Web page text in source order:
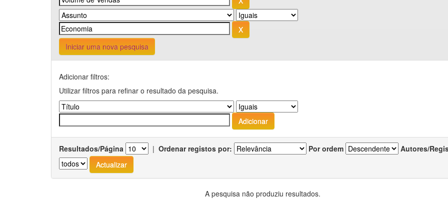
Iniciar uma nova pesquisa
Adicionar filtros:
Utilizar filtros para refinar o resultado da pesquisa.
Resultados/Página | Ordenar registos por: Por ordem Autores/
A pesquisa não produziu resultados.